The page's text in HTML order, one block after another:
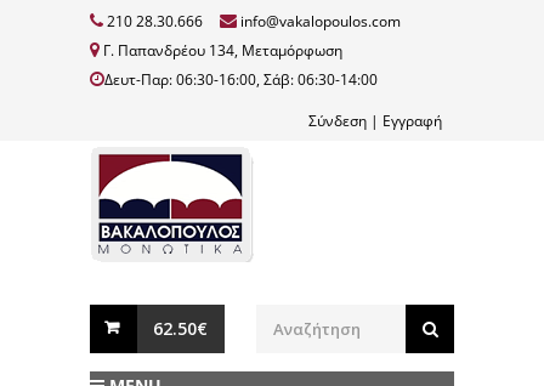
210 28.30.666
info@vakalopoulos.com
Γ. Παπανδρέου 134, Μεταμόρφωση
Δευτ-Παρ: 06:30-16:00, Σάβ: 06:30-14:00
Σύνδεση | Εγγραφή
62.50€